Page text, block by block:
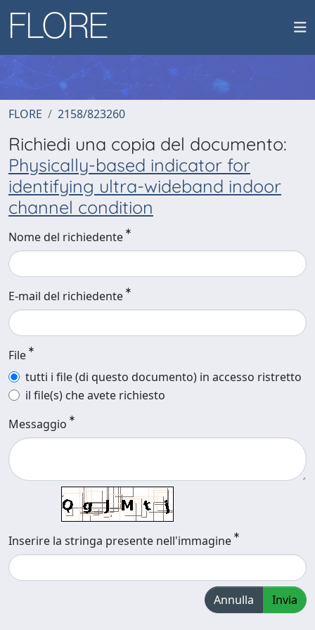
FLORE 2158/823260
Richiedi una copia del documento:
Physically-based indicator for
identifying ultra-wideband indoor
channel condition
Nome del richiedente
E-mail del richiedente
File
tutti i file (di questo documento) in accesso ristretto
il file(s) che avete richiesto
Messaggio
Inserire la stringa presente nell'immagine
Annulla Invia